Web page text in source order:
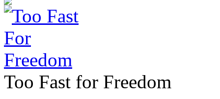
Too Fast for Freedom